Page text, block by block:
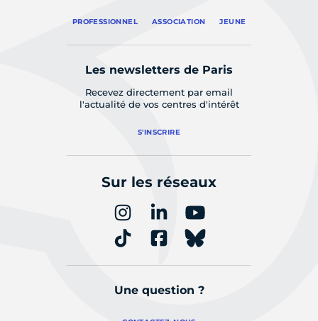
PROFESSIONNEL ASSOCIATION JEUNE
Les newsletters de Paris
Recevez directement par email
l'actualité de vos centres d'intérêt
S'INSCRIRE
Sur les réseaux
Une question ?